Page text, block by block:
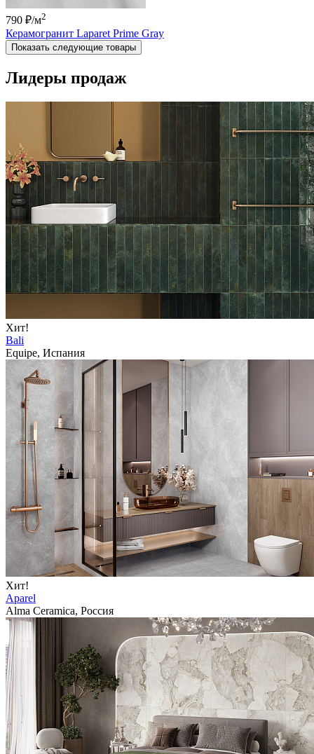
790 ₽/м2
Керамогранит Laparet Prime Gray
Показать следующие товары
Лидеры продаж
Хит!
Bali
Equipe, Испания
Хит!
Aparel
Alma Ceramica, Россия